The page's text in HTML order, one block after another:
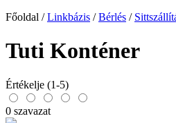
Főoldal /Linkbázis /Bérlés /
Tuti Konténer
Értékelje (1-5)
0 szavazat